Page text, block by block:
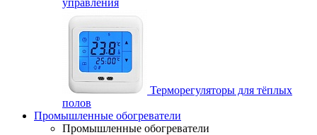
управления
Терморегуляторы для тёплых
полов
Промышленные обогреватели
Промышленные обогреватели